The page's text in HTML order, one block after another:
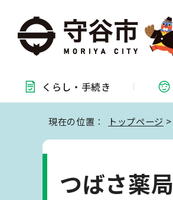
くらし・ 手続き
現在の位置： トップページ >
つばさ薬局